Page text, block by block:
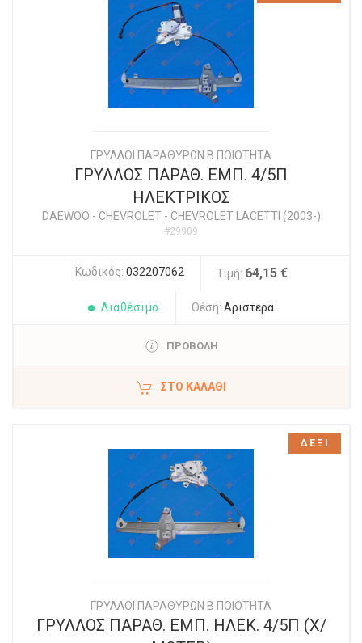
ΓΡΥΛΛΟΙ ΠΑΡΑΘΥΡΩΝ Β ΠΟΙΟΤΗΤΑ
ΓΡΥΛΛΟΣ ΠΑΡΑΘ. ΕΜΠ. 4/5Π
ΗΛΕΚΤΡΙΚΟΣ
DAEWOO - CHEVROLET- CHEVROLET LACETTI (2003-)
#29909
Κωδικός: 032207062 Τιμή: 64,15 €
Διαθέσιμο Θέση: Αριστερά
ΠΡΟΒΟΛΗ
ΣΤΟ ΚΑΛΆΘΙ
ΓΡΥΛΛΟΙ ΠΑΡΑΘΥΡΩΝ Β ΠΟΙΟΤΗΤΑ
ΓΡΥΛΛΟΣ ΠΑΡΑΘ. ΕΜΠ. ΗΛΕΚ. 4/5Π (Χ/
ΔΕΞΙ